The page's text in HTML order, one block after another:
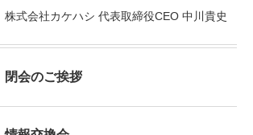
株式会社カケハシ 代表取締役CEO 中川貴史
閉会のご挨拶